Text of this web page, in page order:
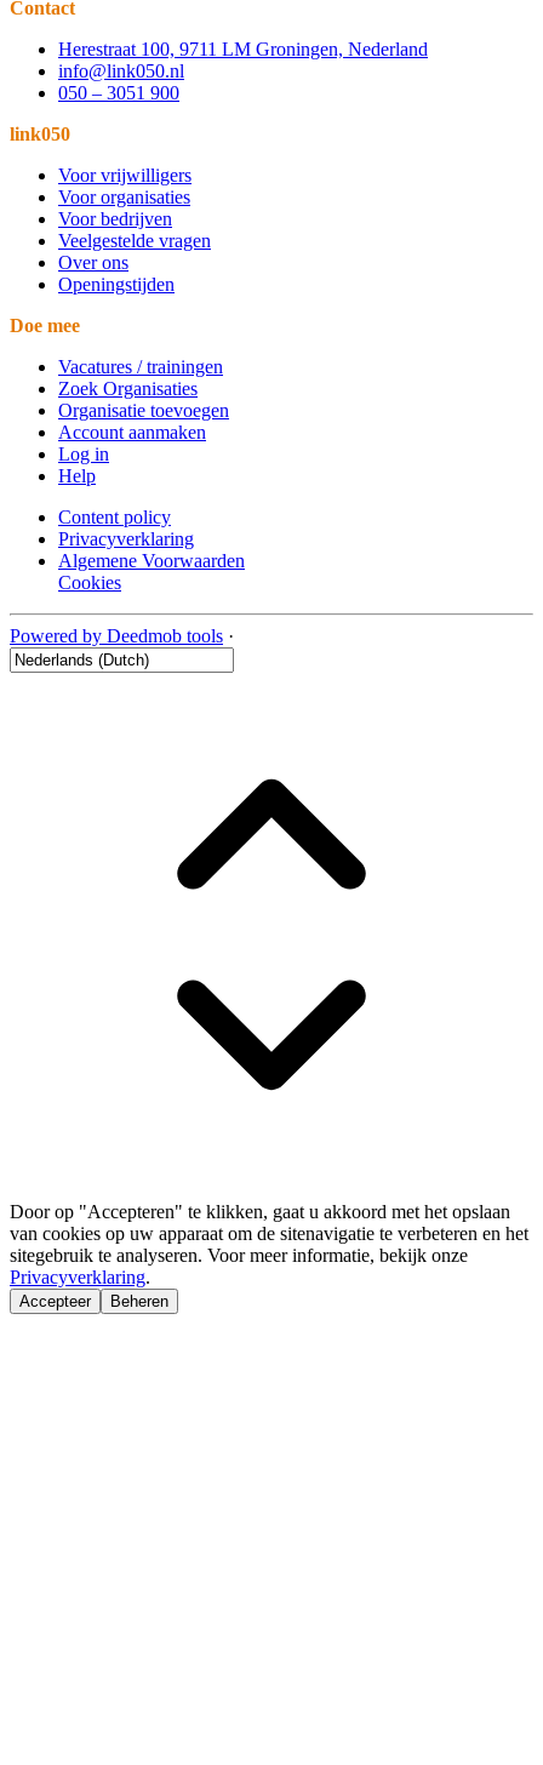
Contact
Herestraat 100, 9711 LM Groningen, Nederland
info@link050.nl
050 – 3051 900
link050
Voor vrijwilligers
Voor organisaties
Voor bedrijven
Veelgestelde vragen
Over ons
Openingstijden
Doe mee
Vacatures / trainingen
Zoek Organisaties
Organisatie toevoegen
Account aanmaken
Log in
Help
Content policy
Privacyverklaring
Algemene Voorwaarden
Cookies
Powered by Deedmob tools ·
Door op "Accepteren" te klikken, gaat u akkoord met het opslaan
van cookies op uw apparaat om de sitenavigatie te verbeteren en het
sitegebruik te analyseren. Voor meer informatie, bekijk onze
Privacyverklaring.
Accepteer Beheren